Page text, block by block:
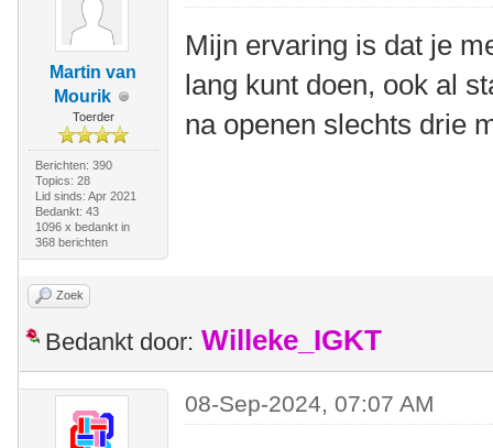
Martin van
Mourik
Toerder
Berichten: 390
Topics: 28
Lid sinds: Apr 2021
Bedankt: 43
1096 x bedankt in
368 berichten
Mijn ervaring is dat je
lang kunt doen, ook al
na openen slechts drie
Zoek
Bedankt door: Willeke_IGKT
08-Sep-2024, 07:07 AM